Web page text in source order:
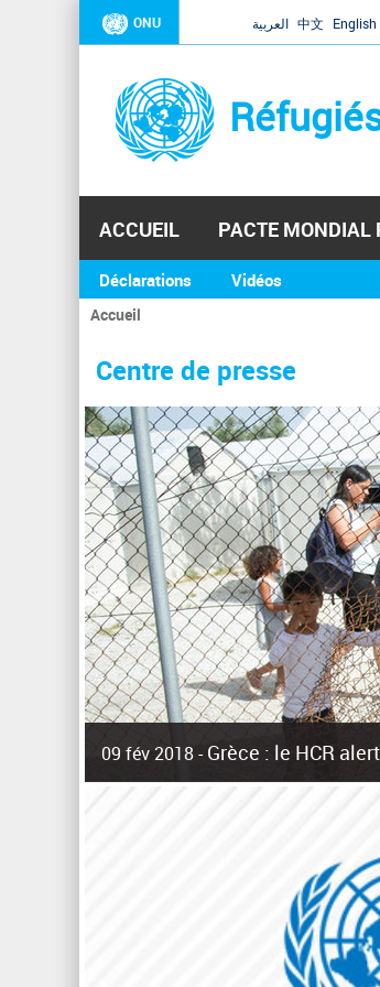
ONU العربية 中文 English
ACCUEIL PACTE MONDIAL
Déclarations Vidéos
Vous
ici
Accueil
Centre de presse
09 fév 2018 - Grèce : le HCR
La surpopulation des centres d'accueil